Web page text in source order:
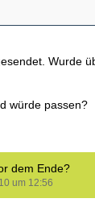
Wurde
würde passen?
dem Ende?
um 12:56